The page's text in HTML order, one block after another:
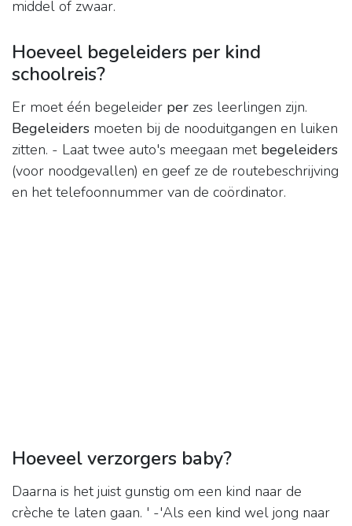
middel of zwaar.
Hoeveel begeleiders per kind
schoolreis?
Er moet één begeleider per zes leerlingen zijn.
Begeleiders moeten bij de nooduitgangen en luiken
zitten. - Laat twee auto's meegaan met begeleiders
(voor noodgevallen) en geef ze de routebeschrijving
en het telefoonnummer van de coördinator.
Hoeveel verzorgers baby?
Daarna is het juist gunstig om een kind naar de
crèche te laten gaan. ' -'Als een kind wel jong naar